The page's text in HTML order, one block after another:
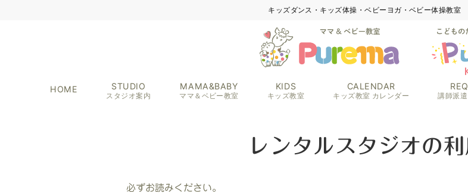
キッズダンス・キッズ体操・ベビーヨガ・ベビー体操教室
HOME STUDIO
スタジオ案内
MAMA&BABY
ママ＆ベビー教室
KIDS
キッズ教室
CALENDAR
キッズ教室 カレンダー 講師派
レンタルスタジオの
必ずお読みください。